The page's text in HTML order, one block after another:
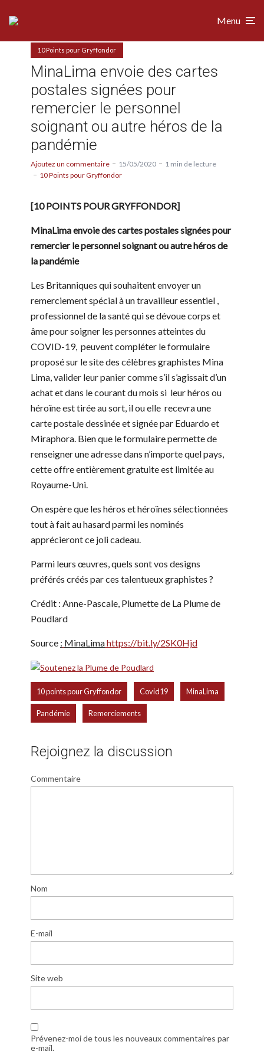
Menu
10 Points pour Gryffondor
MinaLima envoie des cartes
postales signées pour
remercier le personnel
soignant ou autre héros de la
pandémie
Ajoutez un commentaire 15/05/2020
1 min de lecture
10 Points pour Gryffondor
[10 POINTS POUR GRYFFONDOR]
MinaLima envoie des cartes postales signées pour
remercier le personnel soignant ou autre héros de
la pandémie
Les Britanniques qui souhaitent envoyer un
remerciement spécial à un travailleur essentiel ,
professionnel de la santé qui se dévoue corps et
âme pour soigner les personnes atteintes du
COVID-19, peuvent compléter le formulaire
proposé sur le site des célèbres graphistes Mina
Lima, valider leur panier comme s’il s’agissait d’un
achat et dans le courant du mois si leur héros ou
héroïne est tirée au sort, il ou elle recevra une
carte postale dessinée et signée par Eduardo et
Miraphora. Bien que le formulaire permette de
renseigner une adresse dans n’importe quel pays,
cette offre entièrement gratuite est limitée au
Royaume-Uni.
On espère que les héros et héroïnes sélectionnées
tout à fait au hasard parmi les nominés
apprécieront ce joli cadeau.
Parmi leurs œuvres, quels sont vos designs
préférés créés par ces talentueux graphistes ?
Crédit : Anne-Pascale, Plumette de La Plume de
Poudlard
Source : MinaLimahttps://bit.ly/2SK0Hjd
10 points pour Gryffondor Covid19 MinaLima
Pandémie Remerciements
Rejoignez la discussion
Commentaire
Nom
E-mail
Site web
Prévenez-moi de tous les nouveaux commentaires par
e-mail.